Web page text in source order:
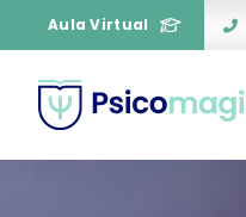
Aula Virtual